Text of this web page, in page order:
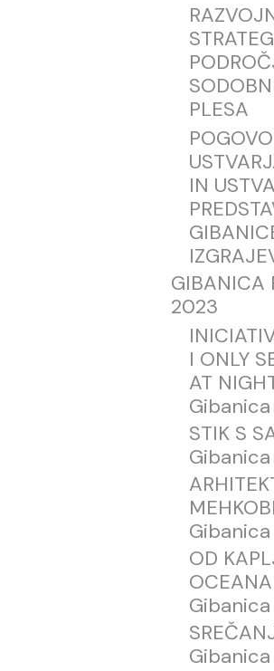
PLESA
IN
GIBANICA
2023
I ONLY
AT
STIK S
OD
OCEANA